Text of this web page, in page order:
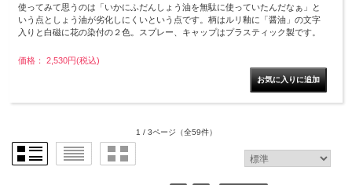
使ってみて思うのは「いかにふだんしょう油を無駄に使っていたんだなぁ」と
いう点としょう油が劣化しにくいという点です。柄はルリ釉に「醤油」の文字
入りと白磁に花の染付の２色。スプレー、キャップはプラスティック製です。
価格： 2,530円(税込)
1 / 3ページ （全59件）